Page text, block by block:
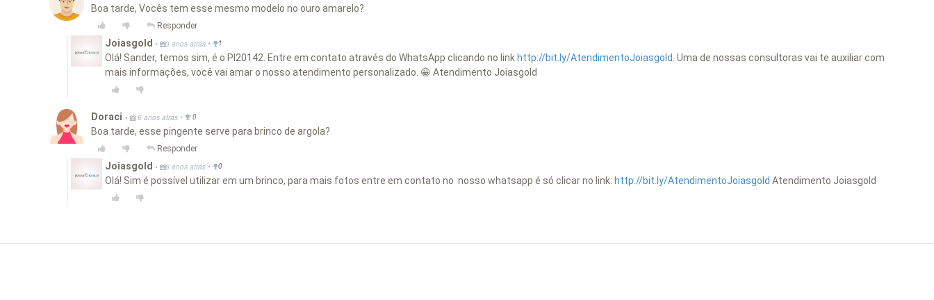
Boa tarde, Vocês tem esse mesmo modelo no ouro amarelo?
Responder
Joiasgold • 3 anos atrás • 1
Olá! Sander, temos sim, é o PI20142. Entre em contato através do WhatsApp clicando no link http://bit.ly/AtendimentoJoiasgold. Uma de nossas consultoras vai te auxiliar com
mais informações, você vai amar o nosso atendimento personalizado. 😀 Atendimento Joiasgold
Doraci • 6 anos atrás • 0
Boa tarde, esse pingente serve para brinco de argola?
Responder
Joiasgold • 6 anos atrás • 0
Olá! Sim é possível utilizar em um brinco, para mais fotos entre em contato no nosso whatsapp é só clicar no link: http://bit.ly/AtendimentoJoiasgold Atendimento Joiasgold